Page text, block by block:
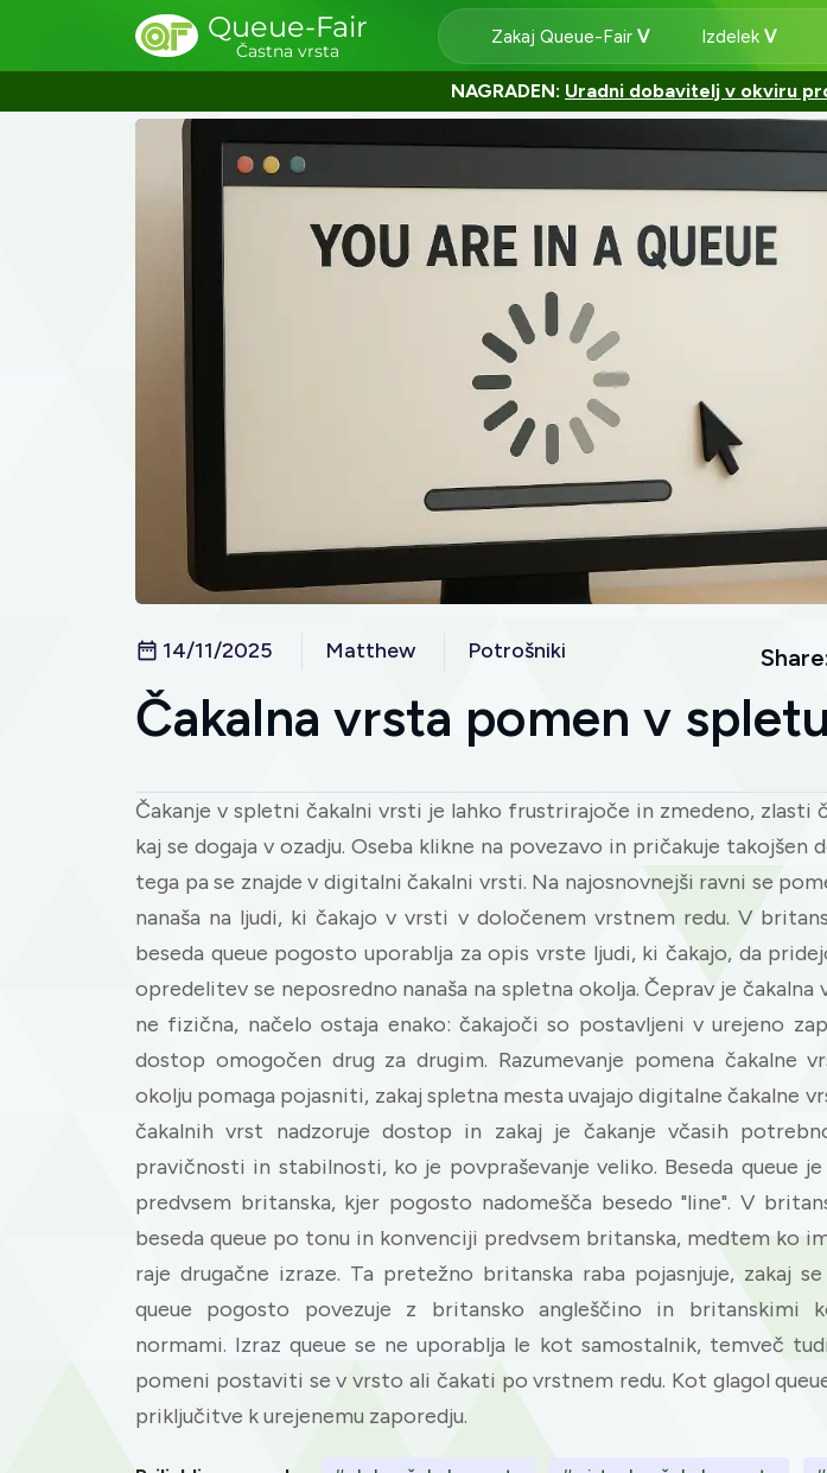
Queue-Fair
Častna vrsta
Zakaj Queue-Fair Izdelek
NAGRADEN: Uradni dobavitelj v okviru
14/11/2025 Matthew Potrošniki
Čakalna vrsta pomen v spletu
Čakanje v spletni čakalni vrsti je lahko frustrirajoče in zmedeno, zlasti
kaj se dogaja v ozadju. Oseba klikne na povezavo in pričakuje takojšen
tega pa se znajde v digitalni čakalni vrsti. Na najosnovnejši ravni se
nanaša na ljudi, ki čakajo v vrsti v določenem vrstnem redu. V
beseda queue pogosto uporablja za opis vrste ljudi, ki čakajo, da
opredelitev se neposredno nanaša na spletna okolja. Čeprav je čakalna
ne fizična, načelo ostaja enako: čakajoči so postavljeni v urejeno
dostop omogočen drug za drugim. Razumevanje pomena čakalne
okolju pomaga pojasniti, zakaj spletna mesta uvajajo digitalne čakalne
čakalnih vrst nadzoruje dostop in zakaj je čakanje včasih
pravičnosti in stabilnosti, ko je povpraševanje veliko. Beseda queue
predvsem britanska, kjer pogosto nadomešča besedo "line". V
beseda queue po tonu in konvenciji predvsem britanska, medtem ko
raje drugačne izraze. Ta pretežno britanska raba pojasnjuje, zakaj
queue pogosto povezuje z britansko angleščino in britanskimi
normami. Izraz queue se ne uporablja le kot samostalnik, temveč
pomeni postaviti se v vrsto ali čakati po vrstnem redu. Kot glagol
priključitve k urejenemu zaporedju.